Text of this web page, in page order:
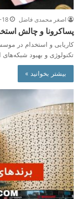
اصغر محمدی فاضل
پساکرونا و چالش
کاریابی و استخدام در
تکنولوژی و بهبود
بیشتر بخوانید »